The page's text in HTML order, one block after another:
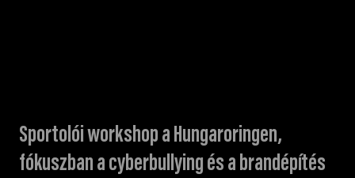
Sportolói workshop a Hungaroringen,
fókuszban a cyberbullying és a brandépítés